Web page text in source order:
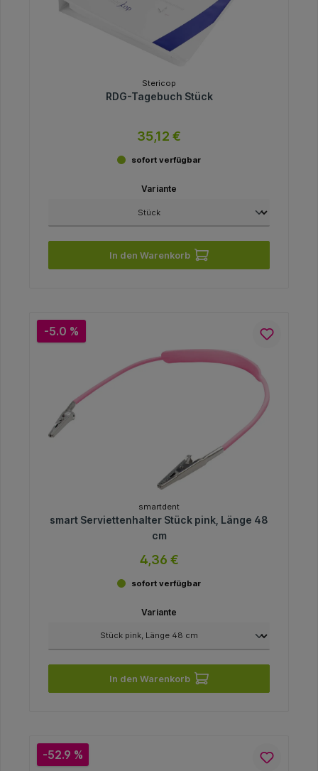
Stericop
RDG-Tagebuch Stück
35,12 €
sofort verfügbar
Variante
In den Warenkorb
-5.0 %
smartdent
smart Serviettenhalter Stück pink, Länge 48
cm
4,36 €
sofort verfügbar
Variante
In den Warenkorb
-52.9 %